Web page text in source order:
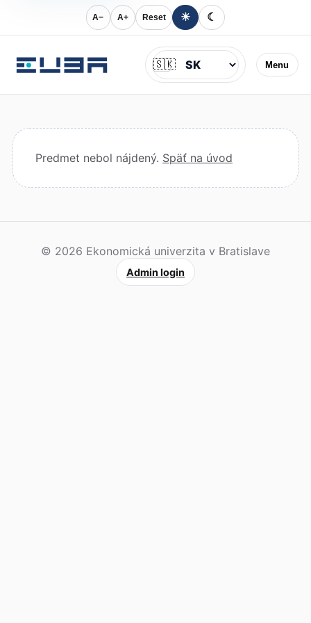
A− A+ Reset ☀ ☾
Menu
Jazyk
🇸🇰
Predmet nebol nájdený. Späť na úvod
© 2026 Ekonomická univerzita v Bratislave
Admin login